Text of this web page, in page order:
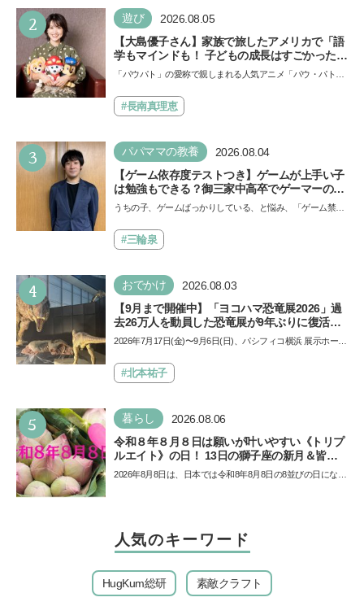
い…
2 遊び 2026.08.05
【大島優子さん】家族で旅したアメリカで「語
学もマインドも！ 子どもの成長はすごかった」
声優をつとめた映画『パウ・パトロール ザ・ダ
できると子どもに知ってほしい
「パウパト」の愛称で親しまれる人気アニメ「パウ・パトロ
ザ…
#長南真理恵
3 パパママの教養 2026.08.04
【ゲーム依存度テストつき】ゲームが上手い子
は勉強もできる？御三家中高卒でゲーマーの医
師・阿部智史さんが教えるゲームしながら受験
うちの子、ゲームばっかりしている、と悩み、「ゲーム禁
も…
#三輪泉
4 おでかけ 2026.08.03
【9月まで開催中】「ヨコハマ恐竜展2026」過
去26万人を動員した恐竜展が9年ぶりに復活！
夏休みのおでかけで楽しむポイントを完全ガイ
2026年7月17日(金)〜9月6日(日)、パシフィコ横浜 展示ホール
催…
#北本祐子
5 暮らし 2026.08.06
令和８年８月８日は願いが叶いやすい《トリプ
ルエイト》の日！ 13日の獅子座の新月＆皆既
日食の影響にも注目
2026年8月8日は、日本では令和8年8月8日の8並びの日になり
人気のキーワード
HugKum総研 素敵クラフト